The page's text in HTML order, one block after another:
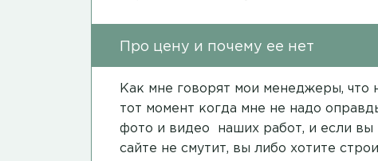
Про цену и почему ее нет
Как мне говорят мои менеджеры, что
тот момент когда мне не надо
фото и видео наших работ, и если вы
сайте не смутит, вы либо хотите